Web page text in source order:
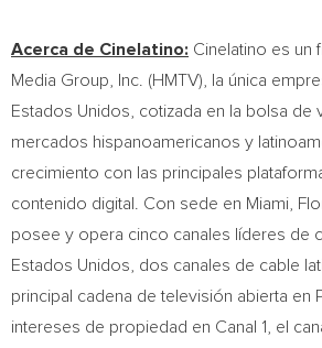
Acerca de Cinelatino: Cinelatino es un
Media Group, Inc. (HMTV), la única
Estados Unidos, cotizada en la bolsa de
mercados hispanoamericanos y
crecimiento con las principales
contenido digital. Con sede en Miami,
posee y opera cinco canales líderes de
Estados Unidos, dos canales de cable
principal cadena de televisión abierta en
intereses de propiedad en Canal 1, el